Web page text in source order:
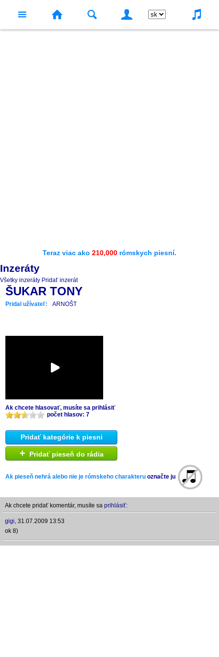
Teraz viac ako 210,000 rómskych piesní.
Inzeráty
Všetky inzeráty Pridať inzerát
ŠUKAR TONY
Pridal užívateľ: ARNOŠT
Ak chcete hlasovať, musíte sa prihlásiť
počet hlasov: 7
Pridať kategórie k piesni
+ Pridať pieseň do rádia
Ak pieseň nehrá alebo nie je rómskeho charakteru označte ju
Ak chcete pridať komentár, musíte sa prihlásiť:
gigi, 31.07.2009 13:53
ok 8)